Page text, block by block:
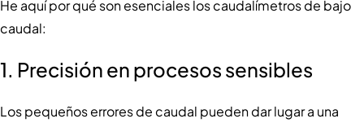
He aquí por qué son esenciales los caudalímetros de bajo
caudal:
1. Precisión en procesos sensibles
Los pequeños errores de caudal pueden dar lugar a una